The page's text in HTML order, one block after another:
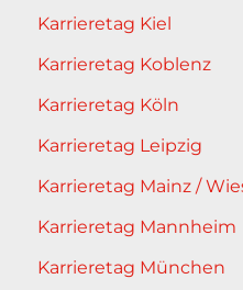
Karrieretag Kiel
Karrieretag Koblenz
Karrieretag Köln
Karrieretag Leipzig
Karrieretag Mainz /
Karrieretag Mannheim
Karrieretag München